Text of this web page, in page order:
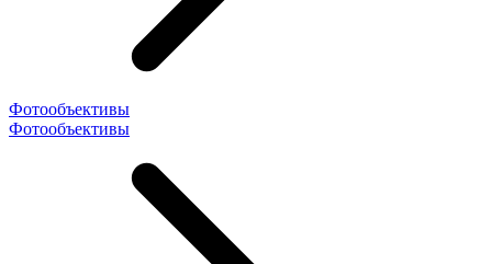
Фотообъективы
Фотообъективы